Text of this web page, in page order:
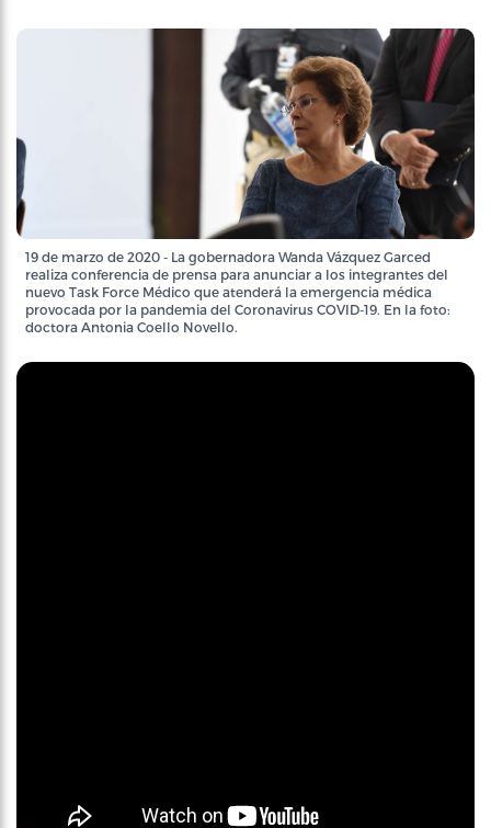
19 de marzo de 2020 - La gobernadora Wanda Vázquez Garced
realiza conferencia de prensa para anunciar a los integrantes del
nuevo Task Force Médico que atenderá la emergencia médica
provocada por la pandemia del Coronavirus COVID-19. En la foto:
doctora Antonia Coello Novello.